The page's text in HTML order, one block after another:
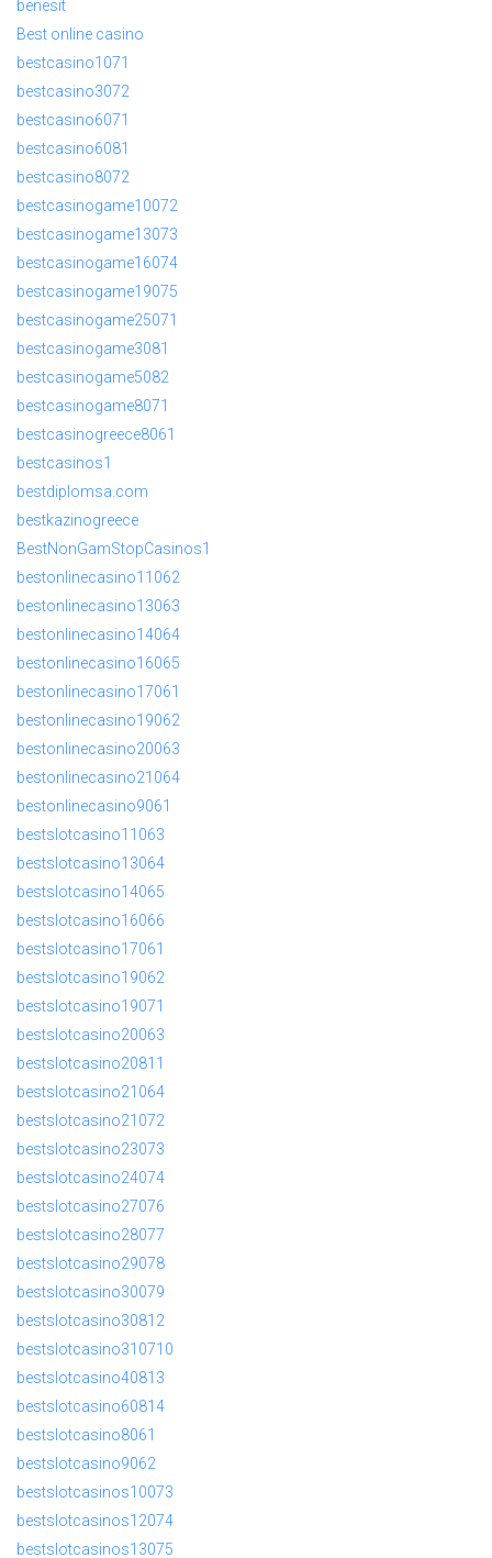
benesit
Best online casino
bestcasino1071
bestcasino3072
bestcasino6071
bestcasino6081
bestcasino8072
bestcasinogame10072
bestcasinogame13073
bestcasinogame16074
bestcasinogame19075
bestcasinogame25071
bestcasinogame3081
bestcasinogame5082
bestcasinogame8071
bestcasinogreece8061
bestcasinos1
bestdiplomsa.com
bestkazinogreece
BestNonGamStopCasinos1
bestonlinecasino11062
bestonlinecasino13063
bestonlinecasino14064
bestonlinecasino16065
bestonlinecasino17061
bestonlinecasino19062
bestonlinecasino20063
bestonlinecasino21064
bestonlinecasino9061
bestslotcasino11063
bestslotcasino13064
bestslotcasino14065
bestslotcasino16066
bestslotcasino17061
bestslotcasino19062
bestslotcasino19071
bestslotcasino20063
bestslotcasino20811
bestslotcasino21064
bestslotcasino21072
bestslotcasino23073
bestslotcasino24074
bestslotcasino27076
bestslotcasino28077
bestslotcasino29078
bestslotcasino30079
bestslotcasino30812
bestslotcasino310710
bestslotcasino40813
bestslotcasino60814
bestslotcasino8061
bestslotcasino9062
bestslotcasinos10073
bestslotcasinos12074
bestslotcasinos13075